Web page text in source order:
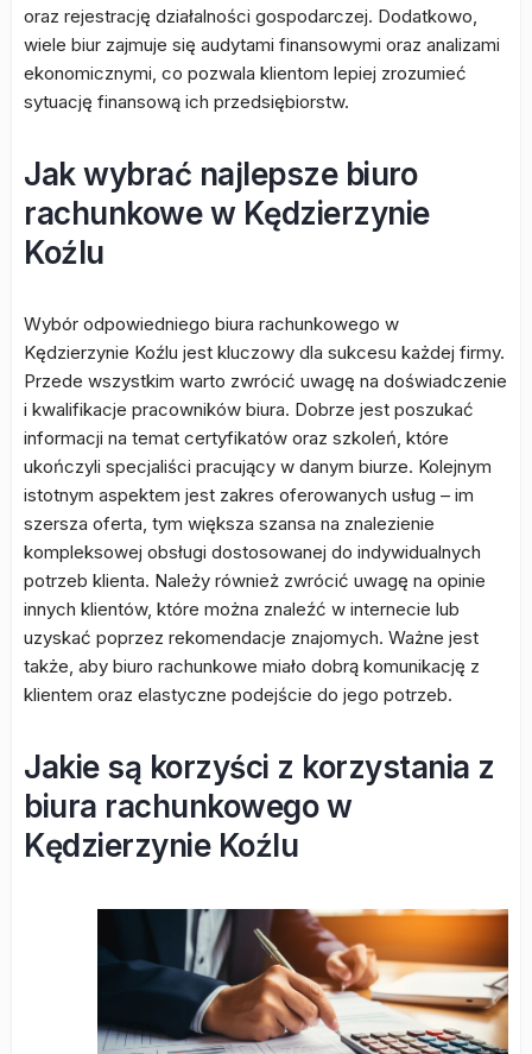
oraz rejestrację działalności gospodarczej. Dodatkowo,
wiele biur zajmuje się audytami finansowymi oraz analizami
ekonomicznymi, co pozwala klientom lepiej zrozumieć
sytuację finansową ich przedsiębiorstw.
Jak wybrać najlepsze biuro
rachunkowe w Kędzierzynie
Koźlu
Wybór odpowiedniego biura rachunkowego w
Kędzierzynie Koźlu jest kluczowy dla sukcesu każdej firmy.
Przede wszystkim warto zwrócić uwagę na doświadczenie
i kwalifikacje pracowników biura. Dobrze jest poszukać
informacji na temat certyfikatów oraz szkoleń, które
ukończyli specjaliści pracujący w danym biurze. Kolejnym
istotnym aspektem jest zakres oferowanych usług – im
szersza oferta, tym większa szansa na znalezienie
kompleksowej obsługi dostosowanej do indywidualnych
potrzeb klienta. Należy również zwrócić uwagę na opinie
innych klientów, które można znaleźć w internecie lub
uzyskać poprzez rekomendacje znajomych. Ważne jest
także, aby biuro rachunkowe miało dobrą komunikację z
klientem oraz elastyczne podejście do jego potrzeb.
Jakie są korzyści z korzystania z
biura rachunkowego w
Kędzierzynie Koźlu